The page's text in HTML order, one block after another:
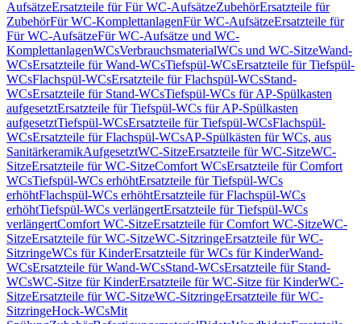
AufsätzeErsatzteile für Für WC-AufsätzeZubehörErsatzteile für
ZubehörFür WC-KomplettanlagenFür WC-AufsätzeErsatzteile für
Für WC-AufsätzeFür WC-Aufsätze und WC-
KomplettanlagenWCsVerbrauchsmaterialWCs und WC-SitzeWand-
WCsErsatzteile für Wand-WCsTiefspül-WCsErsatzteile für Tiefspül-
WCsFlachspül-WCsErsatzteile für Flachspül-WCsStand-
WCsErsatzteile für Stand-WCsTiefspül-WCs für AP-Spülkasten
aufgesetztErsatzteile für Tiefspül-WCs für AP-Spülkasten
aufgesetztTiefspül-WCsErsatzteile für Tiefspül-WCsFlachspül-
WCsErsatzteile für Flachspül-WCsAP-Spülkästen für WCs, aus
SanitärkeramikAufgesetztWC-SitzeErsatzteile für WC-SitzeWC-
SitzeErsatzteile für WC-SitzeComfort WCsErsatzteile für Comfort
WCsTiefspül-WCs erhöhtErsatzteile für Tiefspül-WCs
erhöhtFlachspül-WCs erhöhtErsatzteile für Flachspül-WCs
erhöhtTiefspül-WCs verlängertErsatzteile für Tiefspül-WCs
verlängertComfort WC-SitzeErsatzteile für Comfort WC-SitzeWC-
SitzeErsatzteile für WC-SitzeWC-SitzringeErsatzteile für WC-
SitzringeWCs für KinderErsatzteile für WCs für KinderWand-
WCsErsatzteile für Wand-WCsStand-WCsErsatzteile für Stand-
WCsWC-Sitze für KinderErsatzteile für WC-Sitze für KinderWC-
SitzeErsatzteile für WC-SitzeWC-SitzringeErsatzteile für WC-
SitzringeHock-WCsMit